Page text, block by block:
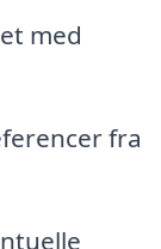
med
fra